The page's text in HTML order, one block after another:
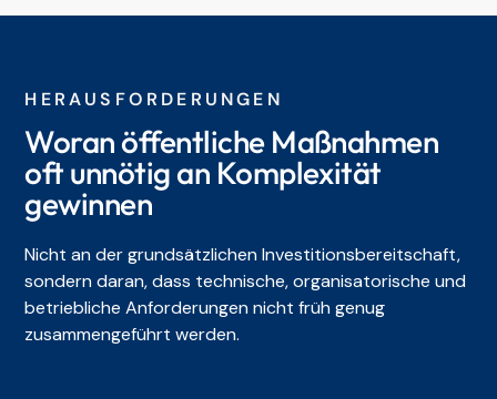
HERAUSFORDERUNGEN
Woran öffentliche Maßnahmen
oft unnötig an Komplexität
gewinnen
Nicht an der grundsätzlichen Investitionsbereitschaft,
sondern daran, dass technische, organisatorische und
betriebliche Anforderungen nicht früh genug
zusammengeführt werden.